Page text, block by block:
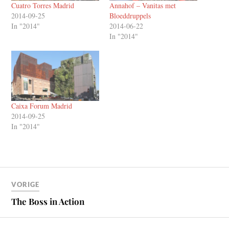
Cuatro Torres Madrid
2014-09-25
In "2014"
Annahof – Vanitas met
Bloeddruppels
2014-06-22
In "2014"
Caixa Forum Madrid
2014-09-25
In "2014"
VORIGE
The Boss in Action